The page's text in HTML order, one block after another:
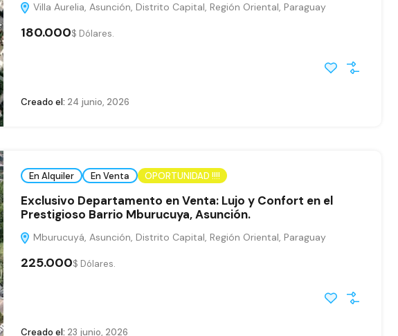
Villa Aurelia, Asunción, Distrito Capital, Región Oriental, Paraguay
180.000$ Dólares.
Creado el: 24 junio, 2026
En Alquiler En Venta OPORTUNIDAD !!!!
Exclusivo Departamento en Venta: Lujo y Confort en el
Prestigioso Barrio Mburucuya, Asunción.
Mburucuyá, Asunción, Distrito Capital, Región Oriental, Paraguay
225.000$ Dólares.
Creado el: 23 junio, 2026